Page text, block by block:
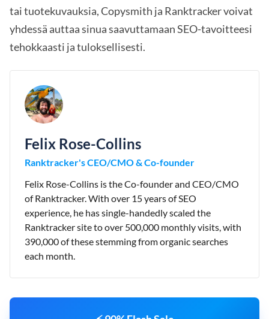
tai tuotekuvauksia, Copysmith ja Ranktracker voivat
yhdessä auttaa sinua saavuttamaan SEO-tavoitteesi
tehokkaasti ja tuloksellisesti.
Felix Rose-Collins
Ranktracker's CEO/CMO & Co-founder
Felix Rose-Collins is the Co-founder and CEO/CMO
of Ranktracker. With over 15 years of SEO
experience, he has single-handedly scaled the
Ranktracker site to over 500,000 monthly visits, with
390,000 of these stemming from organic searches
each month.